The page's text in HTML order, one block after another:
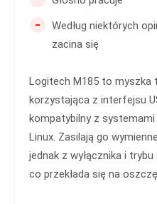
-
Według niektórych
zacina się
Logitech M185 to myszka
korzystająca z interfejsu
kompatybilny z systemami
Linux. Zasilają go
jednak z wyłącznika i
co przekłada się na